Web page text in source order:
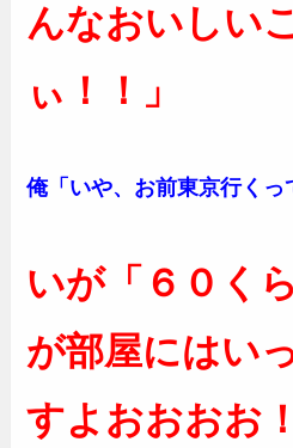
んなおいしい
ぃ！！」
俺「いや、お前東京行くっ
いが「６０く
が部屋にはい
すよおおおお